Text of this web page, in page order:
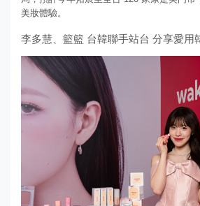
美妝體驗。
李多慧、籃籃 台韓聯手站台 分享愛用